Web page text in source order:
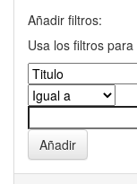
Añadir filtros:
Usa los filtros